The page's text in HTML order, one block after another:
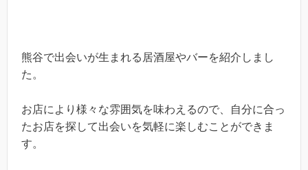
熊谷で出会いが生まれる居酒屋やバーを紹介しまし
た。
お店により様々な雰囲気を味わえるので、自分に合っ
たお店を探して出会いを気軽に楽しむことができま
す。